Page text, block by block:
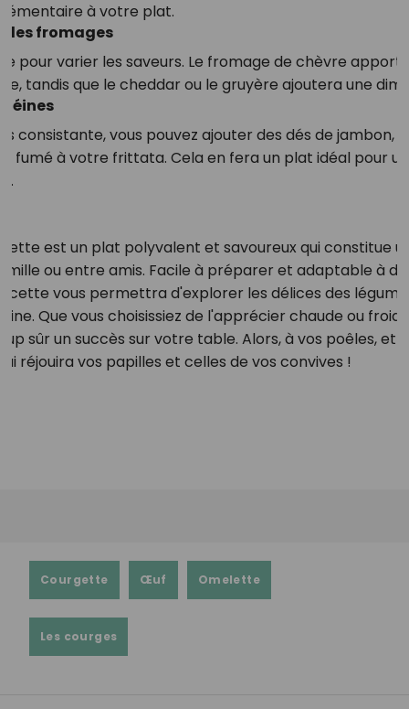
à votre plat.
les fromages
pour varier les saveurs. Le fromage de chèvre
tandis que le cheddar ou le gruyère ajoutera une
consistante, vous pouvez ajouter des dés de jambon,
fumé à votre frittata. Cela en fera un plat idéal pour
est un plat polyvalent et savoureux qui constitue
ou entre amis. Facile à préparer et adaptable à
vous permettra d'explorer les délices des
Que vous choisissiez de l'apprécier chaude ou
sûr un succès sur votre table. Alors, à vos poêles, et
réjouira vos papilles et celles de vos convives !
Courgette Œuf Omelette
Les courges